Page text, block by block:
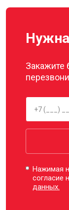
Закажите
Нажимая
согласие
данных.